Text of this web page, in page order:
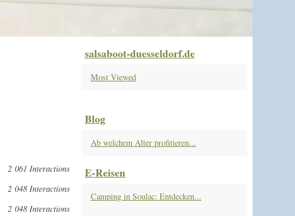
2 061 Interactions
2 048 Interactions
2 048 Interactions
salsaboot-duesseldorf.de
Most Viewed
Blog
Ab welchem Alter profitieren...
E-Reisen
Camping in Soulac: Entdecken...